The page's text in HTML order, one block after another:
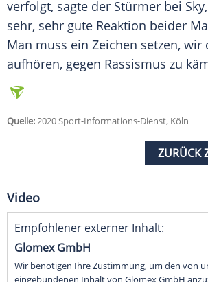
verfolgt, sagte der Stürmer bei
sehr, sehr gute Reaktion beider
Man muss ein Zeichen setzen,
aufhören, gegen Rassismus zu
Quelle:2020 Sport-Informations-Dienst, Köln
ZURÜCK
Video
Empfohlener externer Inhalt:
Glomex GmbH
Wir benötigen Ihre Zustimmung, um den von
eingebundenen Inhalt von Glomex GmbH